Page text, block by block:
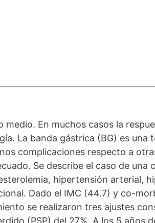
En muchos casos la
La banda gástrica (BG) es una
complicaciones respecto a
Se describe el caso de una
hipertensión arterial,
Dado el IMC (44.7) y co-
se realizaron tres ajustes
(PSP) del 27%. A los 5 años